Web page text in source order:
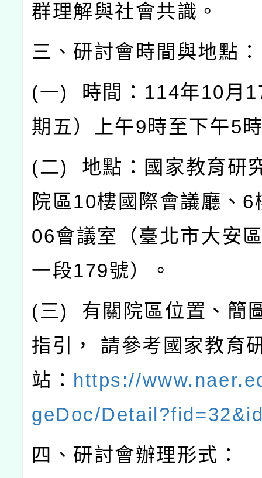
群理解與社會共識。
三、研討會時間與地點：
(一) 時間： 114年10月
期五）上午9時至下午5
(二) 地點：國家教育研
院區10樓國際會議廳、 6
06會議室（臺北市大安
一段179號）。
(三) 有關院區位置、簡
指引，
請參考國家教育
站： https://
geDoc/
四、研討會辦理形式：